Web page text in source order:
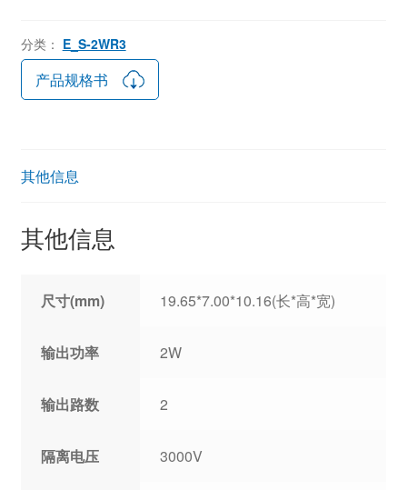
分类： E_S-2WR3
产品规格书
其他信息
其他信息
尺寸(mm) 19.65*7.00*10.16(长*高*宽)
输出功率 2W
输出路数 2
隔离电压 3000V